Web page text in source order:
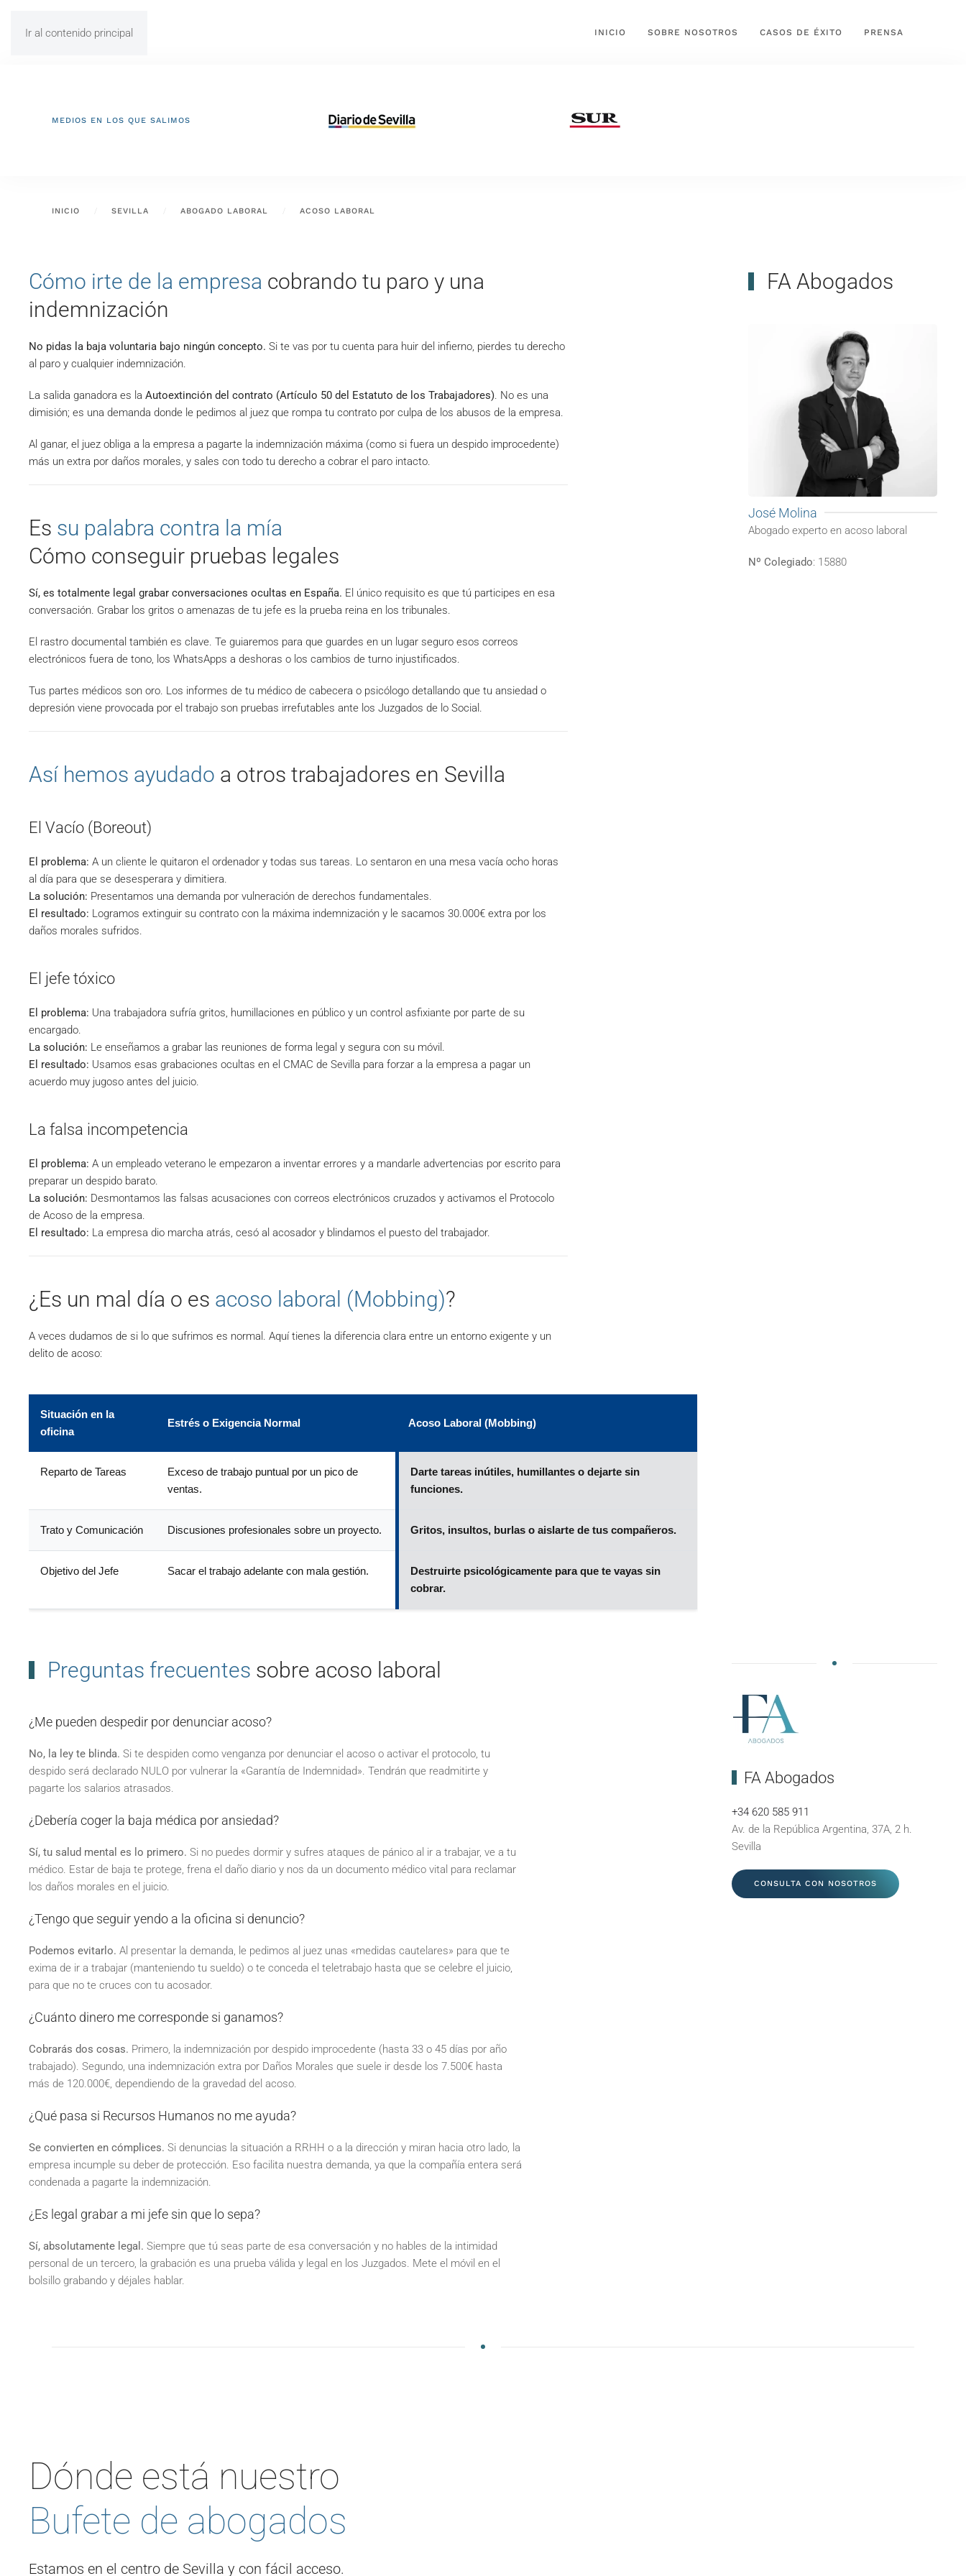
Ir al contenido principal INICIO SOBRE NOSOTROS CASOS DE ÉXITO PRENSA
MEDIOS EN LOS QUE SALIMOS
INICIO SEVILLA ABOGADO LABORAL ACOSO LABORAL
Cómo irte de la empresa cobrando tu paro y una
indemnización
No pidas la baja voluntaria bajo ningún concepto. Si te vas por tu cuenta para huir del infierno, pierdes tu derecho
al paro y cualquier indemnización.
La salida ganadora es la Autoextinción del contrato (Artículo 50 del Estatuto de los Trabajadores). No es una
dimisión; es una demanda donde le pedimos al juez que rompa tu contrato por culpa de los abusos de la empresa.
Al ganar, el juez obliga a la empresa a pagarte la indemnización máxima (como si fuera un despido improcedente)
más un extra por daños morales, y sales con todo tu derecho a cobrar el paro intacto.
Es su palabra contra la mía
Cómo conseguir pruebas legales
Sí, es totalmente legal grabar conversaciones ocultas en España. El único requisito es que tú participes en esa
conversación. Grabar los gritos o amenazas de tu jefe es la prueba reina en los tribunales.
El rastro documental también es clave. Te guiaremos para que guardes en un lugar seguro esos correos
electrónicos fuera de tono, los WhatsApps a deshoras o los cambios de turno injustificados.
Tus partes médicos son oro. Los informes de tu médico de cabecera o psicólogo detallando que tu ansiedad o
depresión viene provocada por el trabajo son pruebas irrefutables ante los Juzgados de lo Social.
Así hemos ayudado a otros trabajadores en Sevilla
El Vacío (Boreout)
El problema: A un cliente le quitaron el ordenador y todas sus tareas. Lo sentaron en una mesa vacía ocho horas
al día para que se desesperara y dimitiera.
La solución: Presentamos una demanda por vulneración de derechos fundamentales.
El resultado: Logramos extinguir su contrato con la máxima indemnización y le sacamos 30.000€ extra por los
daños morales sufridos.
El jefe tóxico
El problema: Una trabajadora sufría gritos, humillaciones en público y un control asfixiante por parte de su
encargado.
La solución: Le enseñamos a grabar las reuniones de forma legal y segura con su móvil.
El resultado: Usamos esas grabaciones ocultas en el CMAC de Sevilla para forzar a la empresa a pagar un
acuerdo muy jugoso antes del juicio.
La falsa incompetencia
El problema: A un empleado veterano le empezaron a inventar errores y a mandarle advertencias por escrito para
preparar un despido barato.
La solución: Desmontamos las falsas acusaciones con correos electrónicos cruzados y activamos el Protocolo
de Acoso de la empresa.
El resultado: La empresa dio marcha atrás, cesó al acosador y blindamos el puesto del trabajador.
¿Es un mal día o es acoso laboral (Mobbing)?
A veces dudamos de si lo que sufrimos es normal. Aquí tienes la diferencia clara entre un entorno exigente y un
delito de acoso:
Situación en la
oficina
Estrés o Exigencia Normal Acoso Laboral (Mobbing)
Reparto de Tareas
Exceso de trabajo puntual por un pico de
ventas.
Darte tareas inútiles, humillantes o dejarte sin
funciones.
Trato y Comunicación Discusiones profesionales sobre un proyecto. Gritos, insultos, burlas o aislarte de tus compañeros.
Objetivo del Jefe Sacar el trabajo adelante con mala gestión.
Destruirte psicológicamente para que te vayas sin
cobrar.
FA Abogados
José Molina
Abogado experto en acoso laboral
Nº Colegiado: 15880
Preguntas frecuentes sobre acoso laboral
¿Me pueden despedir por denunciar acoso?
No, la ley te blinda. Si te despiden como venganza por denunciar el acoso o activar el protocolo, tu
despido será declarado NULO por vulnerar la «Garantía de Indemnidad». Tendrán que readmitirte y
pagarte los salarios atrasados.
¿Debería coger la baja médica por ansiedad?
Sí, tu salud mental es lo primero. Si no puedes dormir y sufres ataques de pánico al ir a trabajar, ve a tu
médico. Estar de baja te protege, frena el daño diario y nos da un documento médico vital para reclamar
los daños morales en el juicio.
¿Tengo que seguir yendo a la oficina si denuncio?
Podemos evitarlo. Al presentar la demanda, le pedimos al juez unas «medidas cautelares» para que te
exima de ir a trabajar (manteniendo tu sueldo) o te conceda el teletrabajo hasta que se celebre el juicio,
para que no te cruces con tu acosador.
¿Cuánto dinero me corresponde si ganamos?
Cobrarás dos cosas. Primero, la indemnización por despido improcedente (hasta 33 o 45 días por año
trabajado). Segundo, una indemnización extra por Daños Morales que suele ir desde los 7.500€ hasta
más de 120.000€, dependiendo de la gravedad del acoso.
¿Qué pasa si Recursos Humanos no me ayuda?
Se convierten en cómplices. Si denuncias la situación a RRHH o a la dirección y miran hacia otro lado, la
empresa incumple su deber de protección. Eso facilita nuestra demanda, ya que la compañía entera será
condenada a pagarte la indemnización.
¿Es legal grabar a mi jefe sin que lo sepa?
Sí, absolutamente legal. Siempre que tú seas parte de esa conversación y no hables de la intimidad
personal de un tercero, la grabación es una prueba válida y legal en los Juzgados. Mete el móvil en el
bolsillo grabando y déjales hablar.
FA Abogados
+34 620 585 911
Av. de la República Argentina, 37A, 2 h.
Sevilla
CONSULTA CON NOSOTROS
Dónde está nuestro
Bufete de abogados
Estamos en el centro de Sevilla y con fácil acceso.